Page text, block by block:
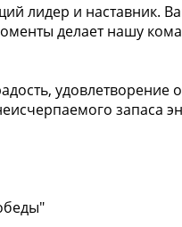
лидер и наставник.
делает нашу
удовлетворение
запаса